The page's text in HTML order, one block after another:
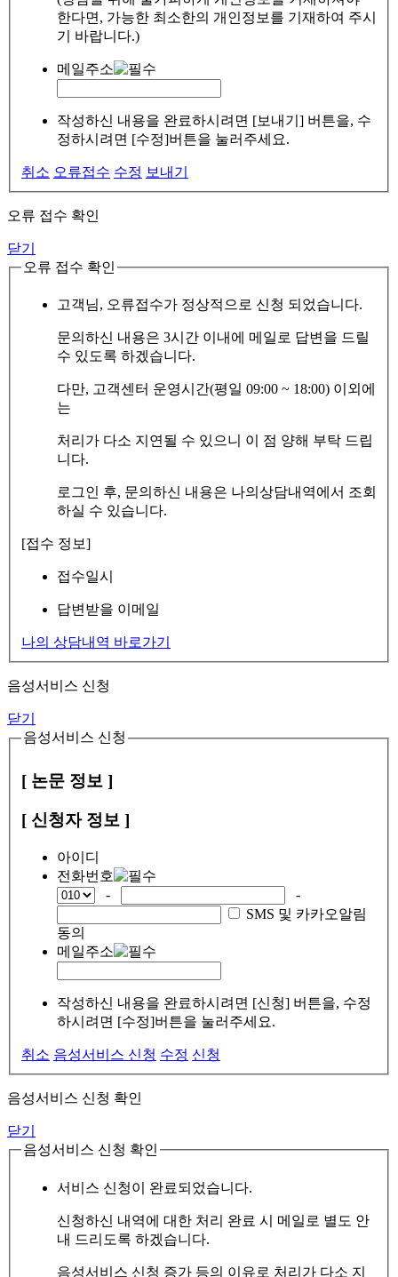
한다면, 가능한 최소한의 개인정보를 기재하여 주시
기 바랍니다.)
메일주소
작성하신 내용을 완료하시려면 [보내기] 버튼을, 수
정하시려면 [수정]버튼을 눌러주세요.
취소 오류접수 수정 보내기
오류 접수 확인
닫기
오류 접수 확인
고객님, 오류접수가 정상적으로 신청 되었습니다.
문의하신 내용은 3시간 이내에 메일로 답변을 드릴
수 있도록 하겠습니다.
다만, 고객센터 운영시간(평일 09:00 ~ 18:00) 이외에
는
처리가 다소 지연될 수 있으니 이 점 양해 부탁 드립
니다.
로그인 후, 문의하신 내용은 나의상담내역에서 조회
하실 수 있습니다.
[접수 정보]
접수일시
답변받을 이메일
나의 상담내역 바로가기
음성서비스 신청
닫기
음성서비스 신청
[ 논문 정보 ]
[ 신청자 정보 ]
아이디
전화번호
-
-
SMS 및 카카오알림
동의
메일주소
작성하신 내용을 완료하시려면 [신청] 버튼을, 수정
하시려면 [수정]버튼을 눌러주세요.
취소 음성서비스 신청 수정 신청
음성서비스 신청 확인
닫기
음성서비스 신청 확인
서비스 신청이 완료되었습니다.
신청하신 내역에 대한 처리 완료 시 메일로 별도 안
내 드리도록 하겠습니다.
음성서비스 신청 증가 등의 이유로 처리가 다소 지